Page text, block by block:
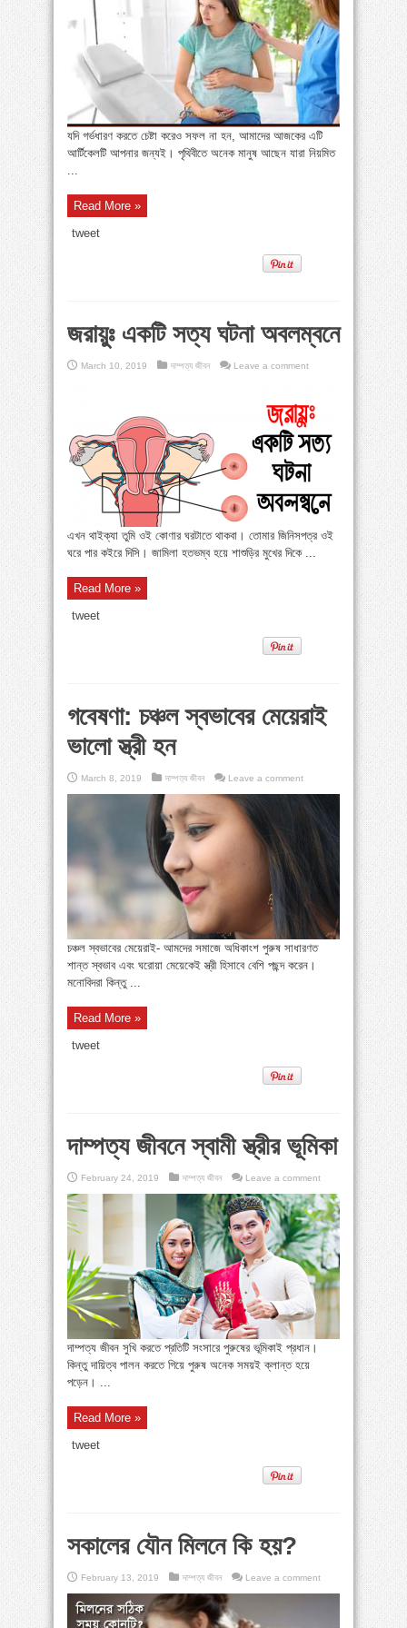
» পায়ের পাতা ব্যথার যত কারণ ও সমাধান
»বাংলাদেশে বাড়ছে মায়েলোমা রোগী—সমাধানে বিশেষজ্ঞদের
কর্মশালা
»কোমরব্যথা কেন হয়, কীভাবে এড়াবেন
যদি গর্ভধারণ করতে চেষ্টা করেও সফল না হন, আমাদের আজকের এটি
আর্টিকেলটি আপনার জন্যই। পৃথিবীতে অনেক মানুষ আছেন যারা নিয়মিত
...
Read More »
tweet
জরায়ুঃ একটি সত্য ঘটনা অবলম্বনে
March 10, 2019 দাম্পত্য জীবন Leave a comment
এখন থাইক্যা তুমি ওই কোণার ঘরটাতে থাকবা। তোমার জিনিসপত্র ওই
ঘরে পার কইরে দিসি। জামিলা হতভম্ব হয়ে শাশুড়ির মুখের দিকে ...
Read More »
tweet
গবেষণা: চঞ্চল স্বভাবের মেয়েরাই
ভালো স্ত্রী হন
March 8, 2019 দাম্পত্য জীবন Leave a comment
চঞ্চল স্বভাবের মেয়েরাই- আমদের সমাজে অধিকাংশ পুরুষ সাধারণত
শান্ত স্বভাব এবং ঘরোয়া মেয়েকেই স্ত্রী হিসাবে বেশি পছন্দ করেন।
মনোবিদরা কিন্তু ...
Read More »
tweet
দাম্পত্য জীবনে স্বামী স্ত্রীর ভূমিকা
February 24, 2019 দাম্পত্য জীবন Leave a comment
দাম্পত্য জীবন সুখি করতে প্রতিটি সংসারে পুরুষের ভূমিকাই প্রধান।
কিন্তু দায়িত্ব পালন করতে গিয়ে পুরুষ অনেক সময়ই ক্লান্ত হয়ে
পড়েন। ...
Read More »
tweet
সকালের যৌন মিলনে কি হয়?
February 13, 2019 দাম্পত্য জীবন Leave a comment